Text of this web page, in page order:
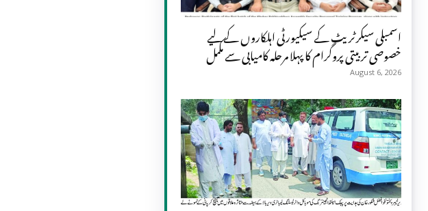
اسمبلی سیکرٹریٹ کے سیکیورٹی اہلکاروں کے لیے
خصوصی تربیتی پروگرام کا پہلا مرحلہ کامیابی سے مکمل
August 6, 2026